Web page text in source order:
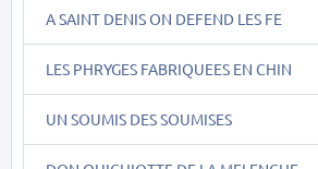
A SAINT DENIS ON DEFEND LES FE
LES PHRYGES FABRIQUEES EN CHIN
UN SOUMIS DES SOUMISES